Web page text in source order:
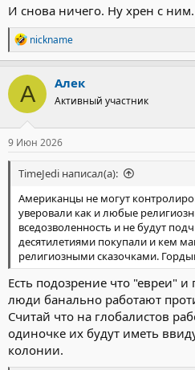
И снова ничего. Ну хрен с ним.
Р
е
а
к
ц
и
и
:
nickname
А Алек
Активный участник
9 Июн 2026
TimeJedi написал(а):
Американцы не могут
уверовали как и любые
вседозволенность и не будут
десятилетиями покупали и кем
религиозными сказочками.
Есть подозрение что "евреи"
люди банально работают
Считай что на глобалистов
одиночке их будут иметь
колонии.